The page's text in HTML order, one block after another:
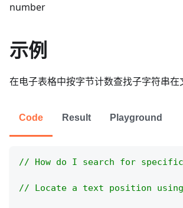
number
示例
在电子表格中按字节计数查找子字符串在
Code Result Playground
// How do I search for
// Locate a text position